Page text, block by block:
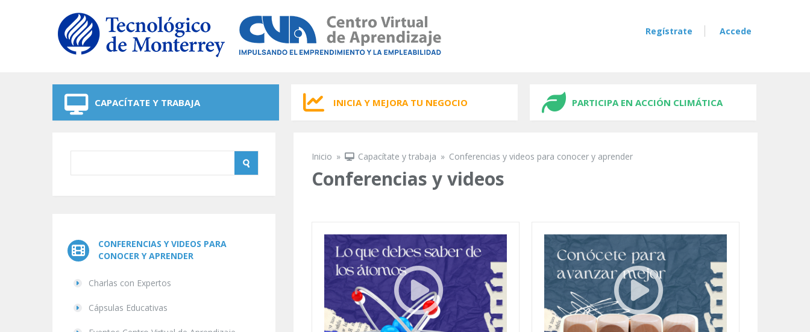
Regístrate Accede
CAPACÍTATE Y TRABAJA INICIA Y MEJORA TU NEGOCIO PARTICIPA EN ACCIÓN CLIMÁTICA
CONFERENCIAS Y VIDEOS PARA
CONOCER Y APRENDER
Charlas con Expertos
Cápsulas Educativas
Se encuentra usted aquí
Inicio » Capacítate y trabaja » Conferencias y videos para conocer y aprender
Conferencias y videos